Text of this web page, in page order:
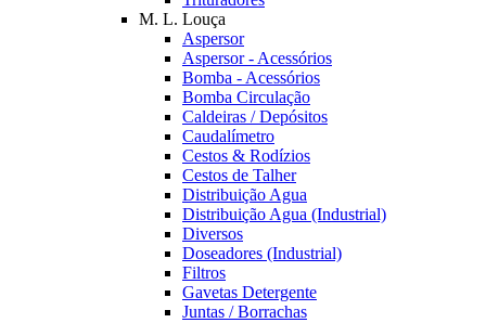
M. L. Louça
Aspersor
Aspersor - Acessórios
Bomba - Acessórios
Bomba Circulação
Caldeiras / Depósitos
Caudalímetro
Cestos & Rodízios
Cestos de Talher
Distribuição Agua
Distribuição Agua (Industrial)
Diversos
Doseadores (Industrial)
Filtros
Gavetas Detergente
Juntas / Borrachas